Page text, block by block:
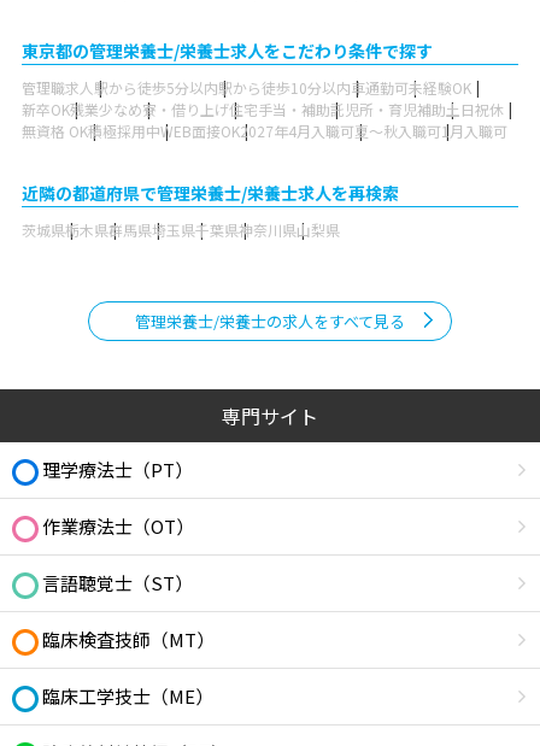
東京都の管理栄養士/栄養士求人をこだわり条件で探す
管理職求人 駅から徒歩5分以内駅から徒歩10分以内車通勤可未経験OK
新卒OK残業少なめ寮・借り上げ住宅手当・補助託児所・育児補助土日祝休
無資格 OK積極採用中WEB面接OK2027年4月入職可夏～秋入職可1月入職可
近隣の都道府県で管理栄養士/栄養士求人を再検索
茨城県栃木県群馬県埼玉県千葉県神奈川県山梨県
管理栄養士/栄養士の求人をすべて見る
専門サイト
理学療法士（PT）
作業療法士（OT）
言語聴覚士（ST）
臨床検査技師（MT）
臨床工学技士（ME）